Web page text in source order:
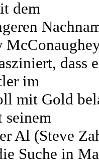
dem
dass
im
mit Gold
Al (Steve
Suche in